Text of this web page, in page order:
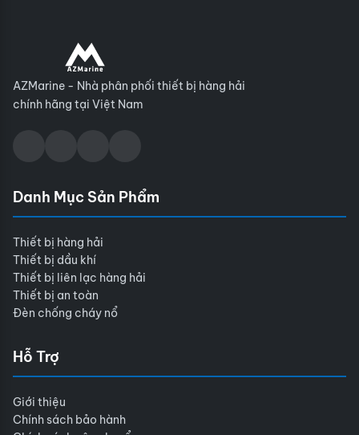
AZMarine - Nhà phân phối thiết bị hàng hải
chính hãng tại Việt Nam
Danh Mục Sản Phẩm
Thiết bị hàng hải
Thiết bị dầu khí
Thiết bị liên lạc hàng hải
Thiết bị an toàn
Đèn chống cháy nổ
Hỗ Trợ
Giới thiệu
Chính sách bảo hành